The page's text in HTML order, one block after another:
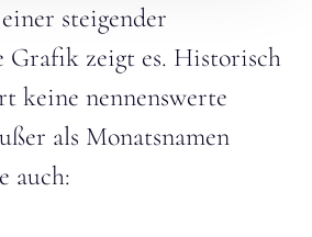
steigender
Grafik zeigt es. Historisch
keine nennenswerte
als Monatsnamen
auch: